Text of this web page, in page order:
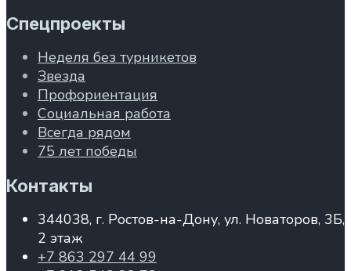
Спецпроекты
Неделя без турникетов
Звезда
Профориентация
Социальная работа
Всегда рядом
75 лет победы
Контакты
344038, г. Ростов-на-Дону, ул. Новаторов, 3Б,
2 этаж
+7 863 297 44 99